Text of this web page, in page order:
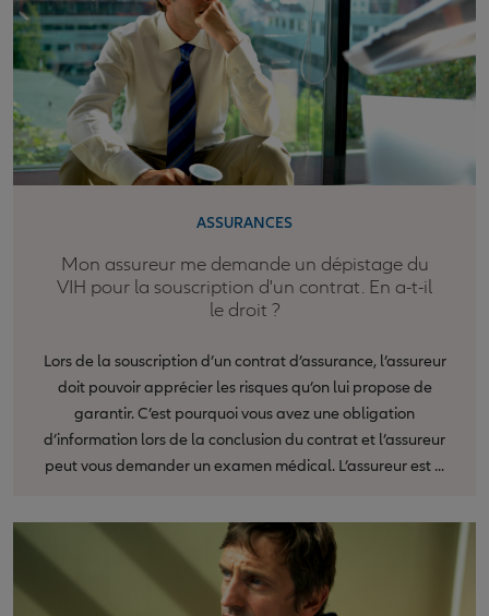
ASSURANCES
Mon assureur me demande un dépistage du
VIH pour la souscription d'un contrat. En a-t-il
le droit ?
Lors de la souscription d’un contrat d’assurance, l’assureur
doit pouvoir apprécier les risques qu’on lui propose de
garantir. C’est pourquoi vous avez une obligation
d’information lors de la conclusion du contrat et l’assureur
peut vous demander un examen médical. L’assureur est ...